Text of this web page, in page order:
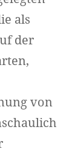
als
der
von